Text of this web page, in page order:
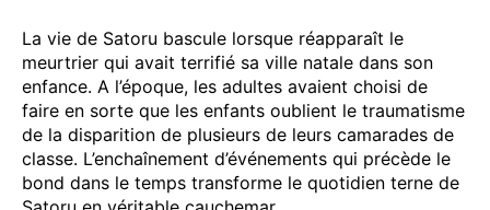
La vie de Satoru bascule lorsque réapparaît le
meurtrier qui avait terrifié sa ville natale dans son
enfance. A l’époque, les adultes avaient choisi de
faire en sorte que les enfants oublient le traumatisme
de la disparition de plusieurs de leurs camarades de
classe. L’enchaînement d’événements qui précède le
bond dans le temps transforme le quotidien terne de